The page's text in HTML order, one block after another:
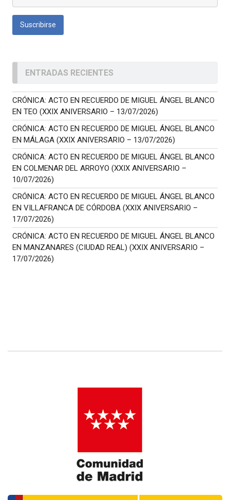
ENTRADAS RECIENTES
CRÓNICA: ACTO EN RECUERDO DE MIGUEL ÁNGEL BLANCO
EN TEO (XXIX ANIVERSARIO – 13/07/2026)
CRÓNICA: ACTO EN RECUERDO DE MIGUEL ÁNGEL BLANCO
EN MÁLAGA (XXIX ANIVERSARIO – 13/07/2026)
CRÓNICA: ACTO EN RECUERDO DE MIGUEL ÁNGEL BLANCO
EN COLMENAR DEL ARROYO (XXIX ANIVERSARIO –
10/07/2026)
CRÓNICA: ACTO EN RECUERDO DE MIGUEL ÁNGEL BLANCO
EN VILLAFRANCA DE CÓRDOBA (XXIX ANIVERSARIO –
17/07/2026)
CRÓNICA: ACTO EN RECUERDO DE MIGUEL ÁNGEL BLANCO
EN MANZANARES (CIUDAD REAL) (XXIX ANIVERSARIO –
17/07/2026)